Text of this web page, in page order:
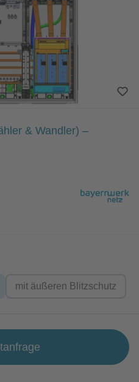
& Wandler) –
mit äußeren Blitzschutz